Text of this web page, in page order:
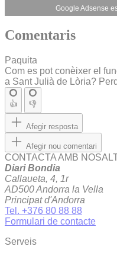
Google Adsense
Comentaris
Paquita
Com es pot conèixer el
a Sant Julià de Lòria?
👍 👎
Afegir resposta
Afegir nou comentari
CONTACTA AMB
Diari Bondia
Callaueta, 4, 1r
AD500 Andorra la Vella
Principat d'Andorra
Tel. +376 80 88 88
Formulari de contacte
Serveis